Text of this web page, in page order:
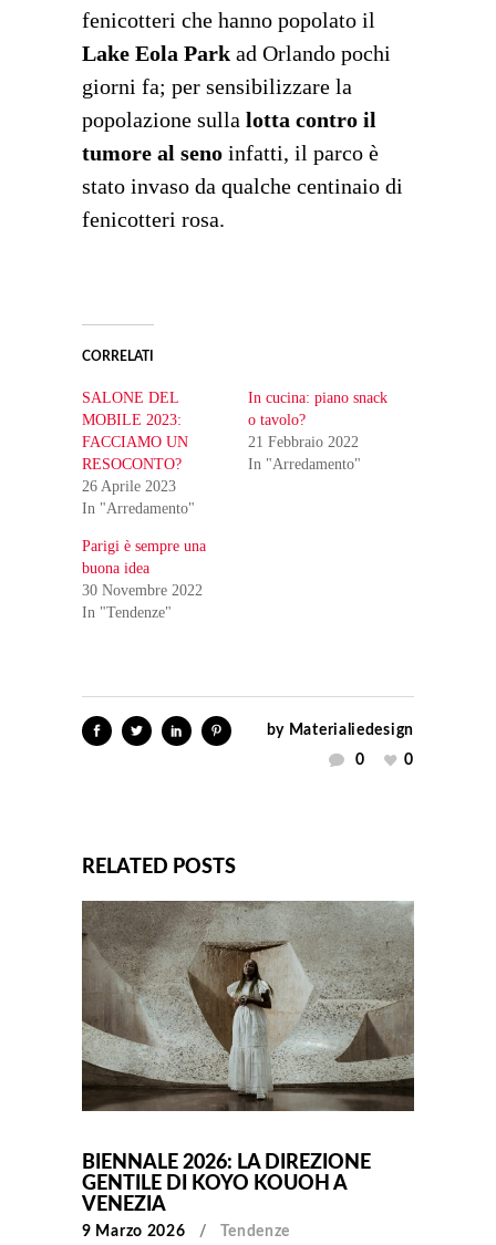
fenicotteri che hanno popolato il
Lake Eola Park ad Orlando pochi
giorni fa; per sensibilizzare la
popolazione sulla lotta contro il
tumore al seno infatti, il parco è
stato invaso da qualche centinaio di
fenicotteri rosa.
CORRELATI
SALONE DEL
MOBILE 2023:
FACCIAMO UN
RESOCONTO?
26 Aprile 2023
In "Arredamento"
In cucina: piano snack
o tavolo?
21 Febbraio 2022
In "Arredamento"
Parigi è sempre una
buona idea
30 Novembre 2022
In "Tendenze"
by Materialiedesign
0
0
RELATED POSTS
BIENNALE 2026: LA DIREZIONE
GENTILE DI KOYO KOUOH A
VENEZIA
9 Marzo 2026 Tendenze